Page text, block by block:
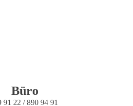
Büro
91 22 / 890 94 91